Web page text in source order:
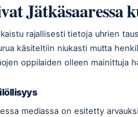
Jätkäsaaressa
rajallisesti tietoja uhrien
käsiteltiin niukasti mutta
oppilaiden olleen mainittuja
mediassa on esitetty